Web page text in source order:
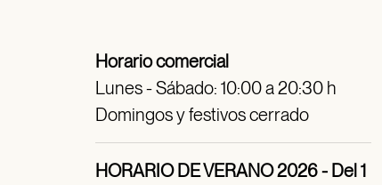
Horario comercial
Lunes - Sábado: 10:00 a 20:30 h
Domingos y festivos cerrado
HORARIO DE VERANO 2026 - Del 1